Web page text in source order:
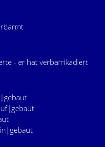
- er hat verbarrikadiert